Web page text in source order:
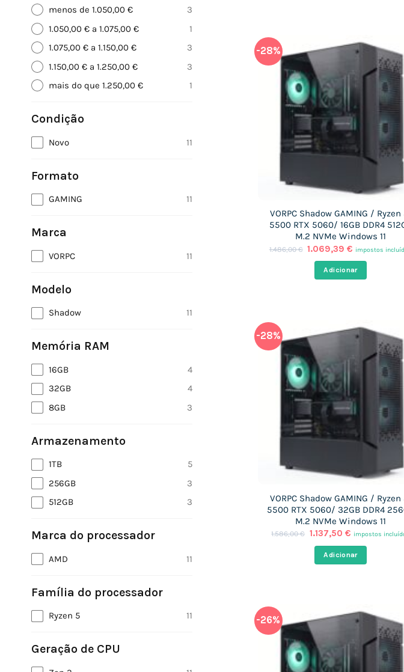
menos de 1.050,00 €
3
1.050,00 € a 1.075,00 €
1
1.075,00 € a 1.150,00 €
3
1.150,00 € a 1.250,00 €
3
mais do que 1.250,00 €
1
Condição
Novo 11
Formato
GAMING 11
Marca
VORPC 11
Modelo
Shadow 11
Memória RAM
16GB
4
32GB
4
8GB
3
Armazenamento
1TB
5
256GB
3
512GB
3
Marca do processador
AMD 11
Família do processador
Ryzen 5 11
Geração de CPU
-28%
VORPC Shadow GAMING / Ryzen
5500 RTX 5060/ 16GB DDR4
M.2 NVMe Windows 11
1.486,00€ O
original
era:
1.069,39€ O
preço
atual
é:
impostos
Adicionar
-28%
VORPC Shadow GAMING / Ryzen
5500 RTX 5060/ 32GB DDR4
M.2 NVMe Windows 11
1.586,00€ O
original
era:
1.137,50 €O
atual
é:
impostos
Adicionar
-26%